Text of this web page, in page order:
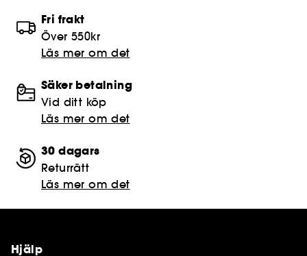
Fri frakt
Över 550kr
Läs mer om det
Säker betalning
Vid ditt köp
Läs mer om det
30 dagars
Returrätt
Läs mer om det
Hjälp